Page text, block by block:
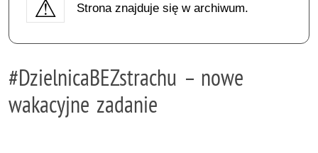
Strona znajduje się w archiwum.
#DzielnicaBEZstrachu – nowe
wakacyjne zadanie